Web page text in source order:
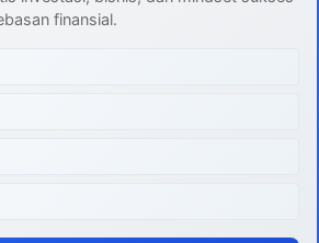
finansial.